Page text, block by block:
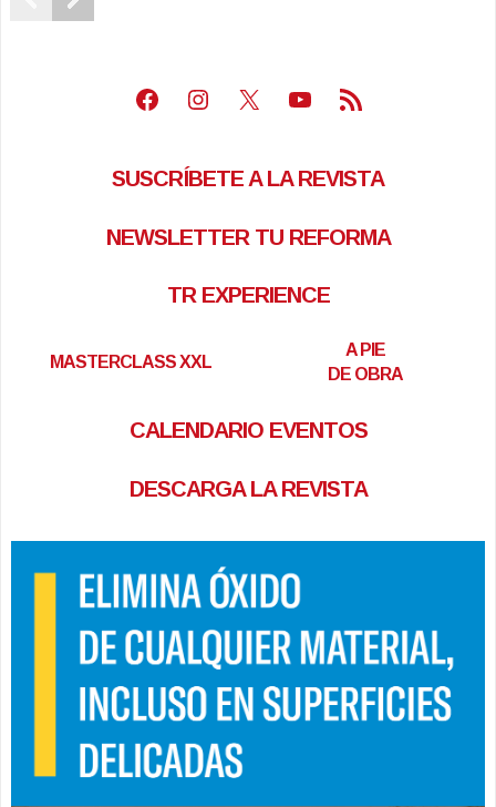
Facebook
Instagram
X Youtube
Feed RSS
SUSCRÍBETE A LA REVISTA
NEWSLETTER TU REFORMA
TR EXPERIENCE
MASTERCLASS XXL
A PIE
DE OBRA
CALENDARIO EVENTOS
DESCARGA LA REVISTA